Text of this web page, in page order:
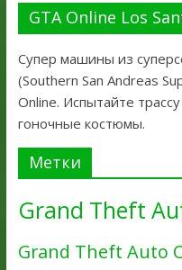
GTA Online Los
Супер машины из
(Southern San Andreas
Online. Испытайте
гоночные костюмы.
Метки
Grand Theft
Grand Theft Auto